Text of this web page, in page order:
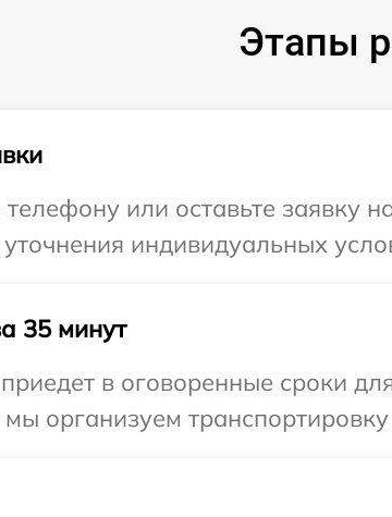
Этапы
или оставьте заявку
индивидуальных
35 минут
в оговоренные сроки
организуем